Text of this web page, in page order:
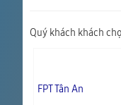
Quý khách khách
FPT Tân An